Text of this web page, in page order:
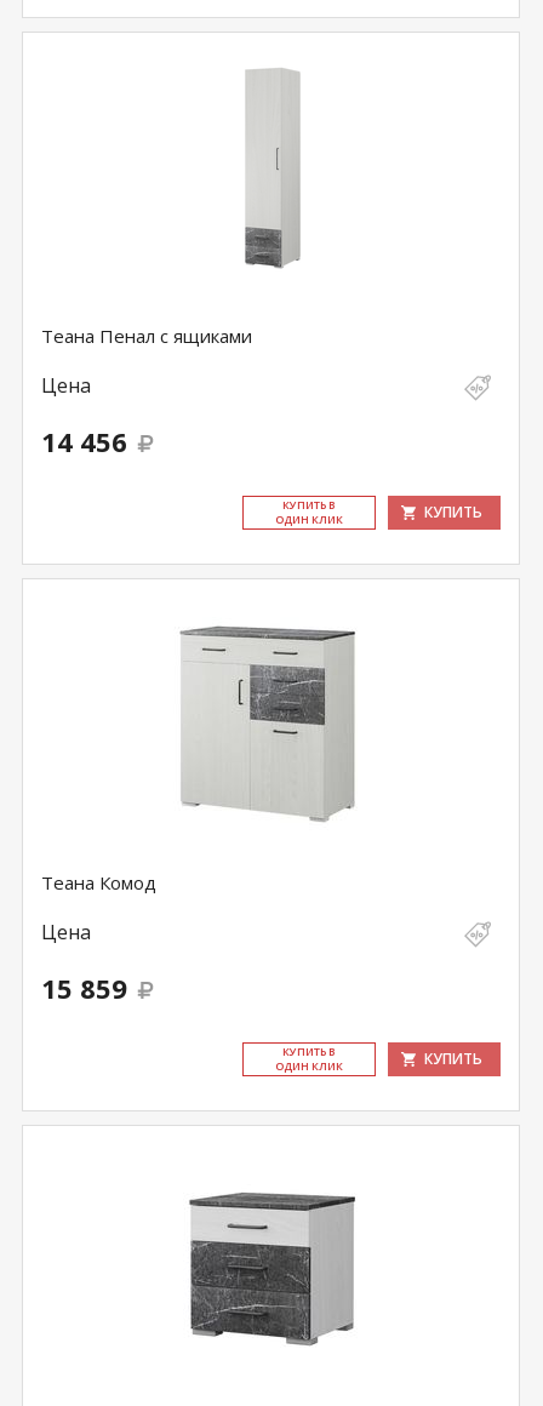
Теана Пенал с ящиками
Цена
14 456
КУ­ПИТЬ В
ОДИН КЛИК
КУПИТЬ
Теана Комод
Цена
15 859
КУ­ПИТЬ В
ОДИН КЛИК
КУПИТЬ